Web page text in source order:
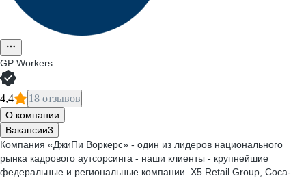
GP Workers
4,4 18 отзывов
О компании
Вакансии3
Компания «ДжиПи Воркерс» - один из лидеров национального
рынка кадрового аутсорсинга - наши клиенты - крупнейшие
федеральные и региональные компании. X5 Retail Group, Coca-